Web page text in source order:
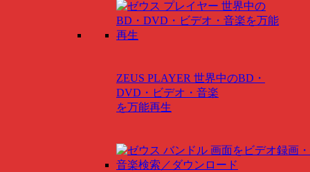
ZEUS PLAYER 世界中のBD・
DVD・ビデオ・音楽
を万能再生